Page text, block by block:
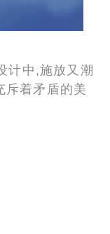
计中,施放又潮
斥着矛盾的美